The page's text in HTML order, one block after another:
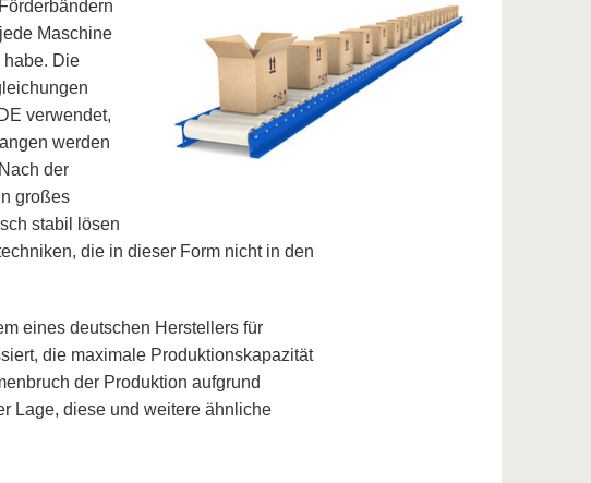
Maschine
habe. Die
verwendet,
werden
der
großes
stabil lösen
die in dieser Form nicht in den
eines deutschen Herstellers für
die maximale Produktionskapazität
der Produktion aufgrund
Lage, diese und weitere ähnliche